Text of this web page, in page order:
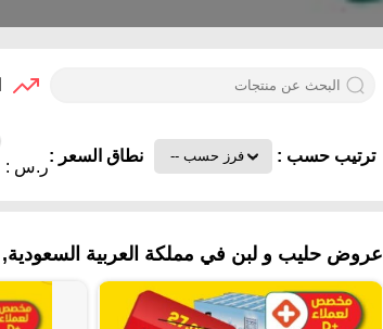
ترتيب حسب : نطاق السعر :
ر.س :
عروض حليب و لبن في مملكة العربية